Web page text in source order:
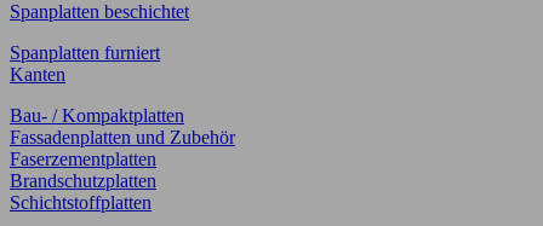
Spanplatten beschichtet
Spanplatten furniert
Kanten
Bau- / Kompaktplatten
Fassadenplatten und Zubehör
Faserzementplatten
Brandschutzplatten
Schichtstoffplatten